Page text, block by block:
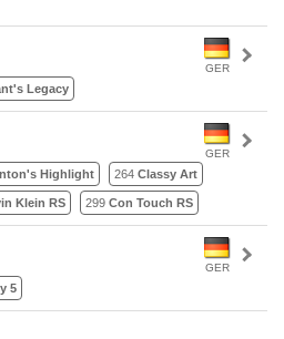
GER
Legacy
GER
Highlight 264 Classy Art
Klein RS 299 Con Touch RS
GER
5